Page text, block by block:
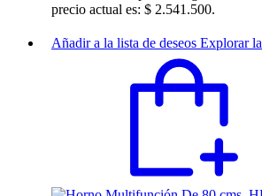
precio actual es: $ 2.541.500.
Añadir a la lista de deseos Explorar